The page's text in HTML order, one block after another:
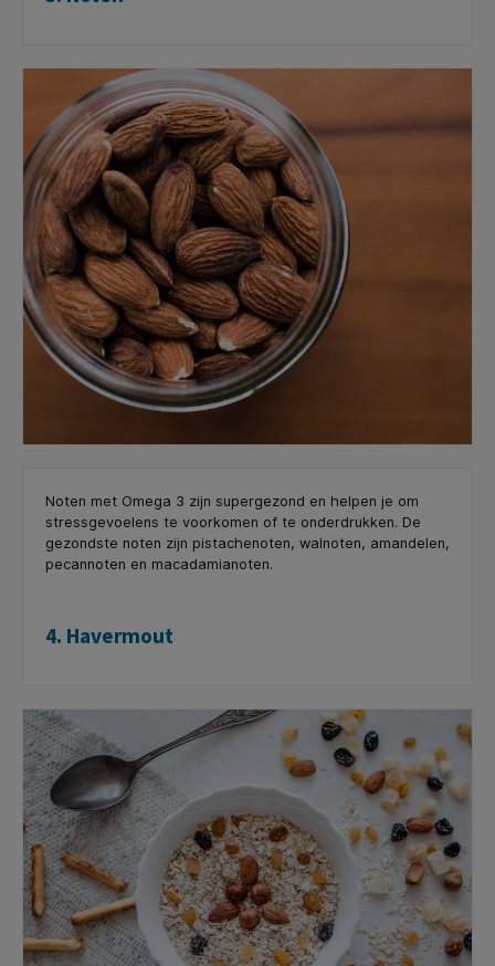
Noten met Omega 3 zijn supergezond en helpen je om
stressgevoelens te voorkomen of te onderdrukken. De
gezondste noten zijn pistachenoten, walnoten, amandelen,
pecannoten en macadamianoten.
4. Havermout